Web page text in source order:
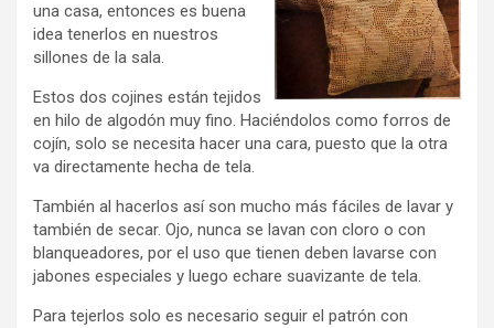
una casa, entonces es buena
idea tenerlos en nuestros
sillones de la sala.
Estos dos cojines están tejidos
en hilo de algodón muy fino. Haciéndolos como forros de
cojín, solo se necesita hacer una cara, puesto que la otra
va directamente hecha de tela.
También al hacerlos así son mucho más fáciles de lavar y
también de secar. Ojo, nunca se lavan con cloro o con
blanqueadores, por el uso que tienen deben lavarse con
jabones especiales y luego echare suavizante de tela.
Para tejerlos solo es necesario seguir el patrón con